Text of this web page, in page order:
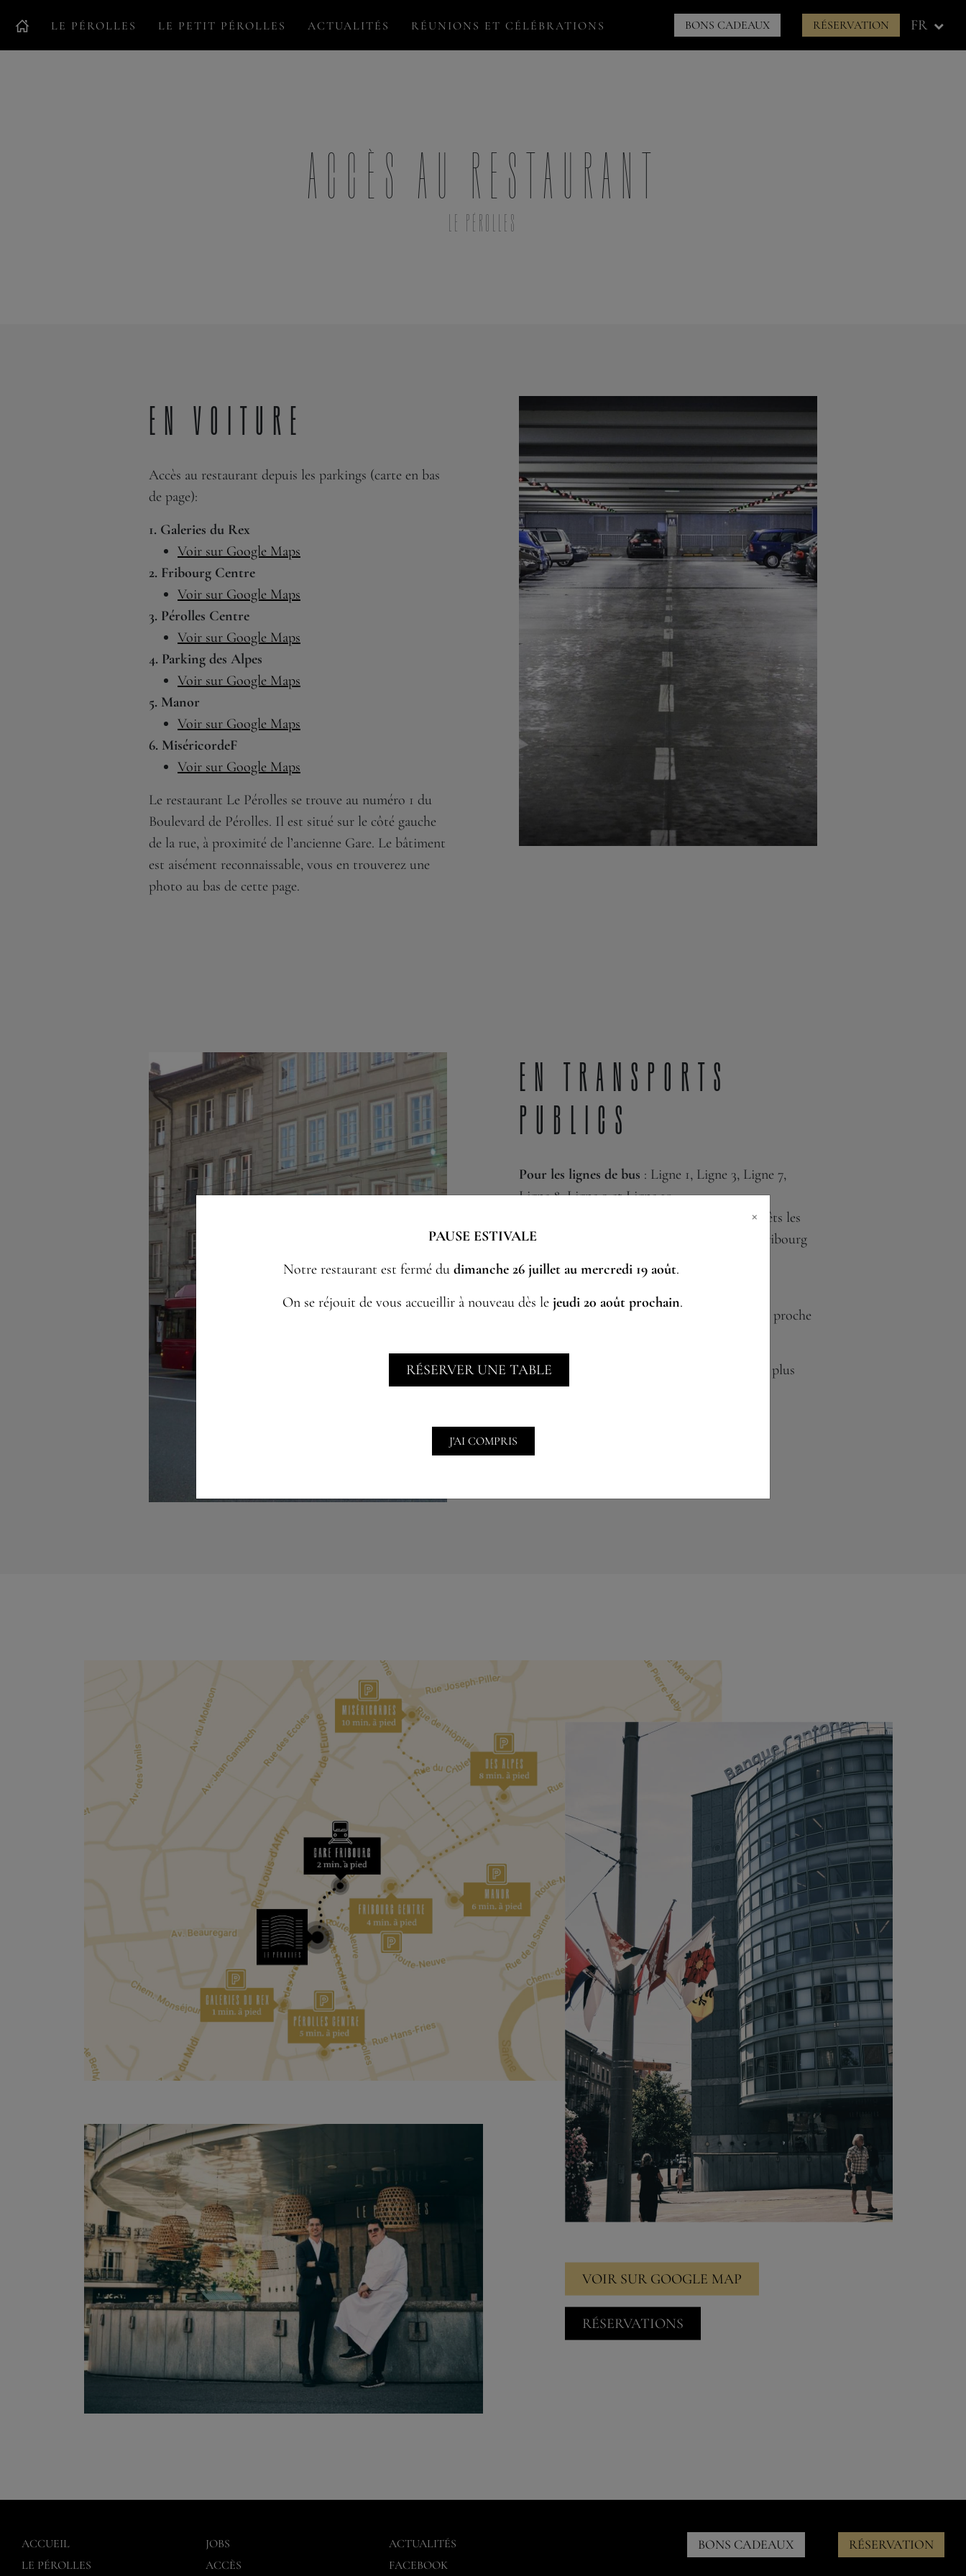
LE PÉROLLES LE PETIT PÉROLLES ACTUALITÉS RÉUNIONS ET CÉLÉBRATIONS
Menu
BONS CADEAUX RÉSERVATION FR
×
PAUSE ESTIVALE
Notre restaurant est fermé du dimanche 26 juillet au mercredi 19 août.
On se réjouit de vous accueillir à nouveau dès lejeudi 20 août prochain.
RÉSERVER UNE TABLE
J'AI COMPRIS
Accès au restaurant
LE PÉROLLES
En voiture
Accès au restaurant depuis les parkings (carte en bas
de page):
1. Galeries du Rex
Voir sur Google Maps
2. Fribourg Centre
Voir sur Google Maps
3. Pérolles Centre
Voir sur Google Maps
4. Parking des Alpes
Voir sur Google Maps
5. Manor
Voir sur Google Maps
6. MiséricordeF
Voir sur Google Maps
Le restaurant Le Pérolles se trouve au numéro 1 du
Boulevard de Pérolles. Il est situé sur le côté gauche
de la rue, à proximité de l’ancienne Gare. Le bâtiment
est aisément reconnaissable, vous en trouverez une
photo au bas de cette page.
En Transports
publics
Pour les lignes de bus : Ligne 1, Ligne 3, Ligne 7,
Ligne 8, Ligne 9 et Ligne 10.
: Les deux arrêts les
plus proches du restaurant sont “Fries” et “Fribourg
Gare”.
Pour la ligne de bus
: Ligne 5.
Arrêt de bus correspondants
: L’arrêt le plus proche
Pour les autres lignes de bus, l’arrêt de bus le plus
proche est “Fribourg Gare”.
VOIR SUR GOOGLE MAP
RÉSERVATIONS
ACCUEIL
LE PÉROLLES
JOBS
ACCÈS
ACTUALITÉS
FACEBOOK
BONS CADEAUX RÉSERVATION